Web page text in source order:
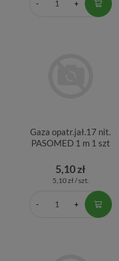
Gaza opatr.jał.17 nit.
PASOMED 1 m 1 szt
5,10 zł
5,10 zł / szt.